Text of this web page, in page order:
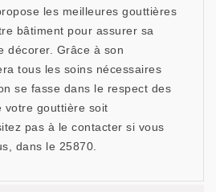
les meilleures gouttières
bâtiment pour assurer sa
décorer. Grâce à son
tous les soins nécessaires
se fasse dans le respect des
votre gouttière soit
pas à le contacter si vous
dans le 25870.